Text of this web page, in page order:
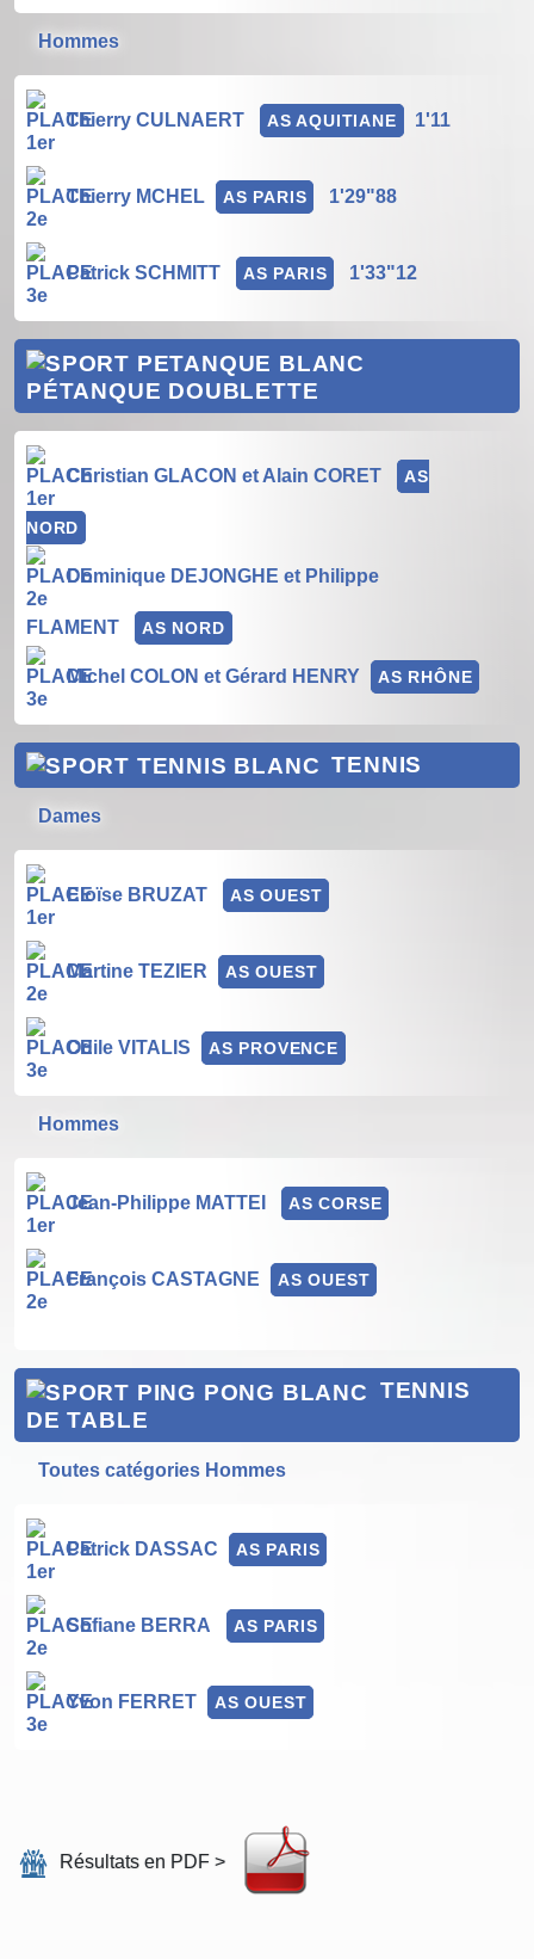
Hommes
Thierry CULNAERT AS AQUITIANE 1'11
Thierry MCHEL AS PARIS 1'29"88
Patrick SCHMITT AS PARIS 1'33"12
PÉTANQUE DOUBLETTE
Christian GLACON et Alain CORET AS
NORD
Dominique DEJONGHE et Philippe
FLAMENT AS NORD
Michel COLON et Gérard HENRY AS RHÔNE
TENNIS
Dames
Eloïse BRUZAT AS OUEST
Martine TEZIER AS OUEST
Odile VITALIS AS PROVENCE
Hommes
Jean-Philippe MATTEI AS CORSE
François CASTAGNE AS OUEST
TENNIS
DE TABLE
Toutes catégories Hommes
Patrick DASSAC AS PARIS
Sofiane BERRA AS PARIS
Yvon FERRET AS OUEST
Résultats en PDF >